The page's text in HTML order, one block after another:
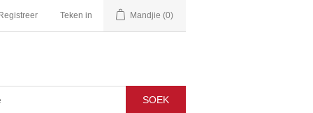
Teken in Mandjie (0)
SOEK